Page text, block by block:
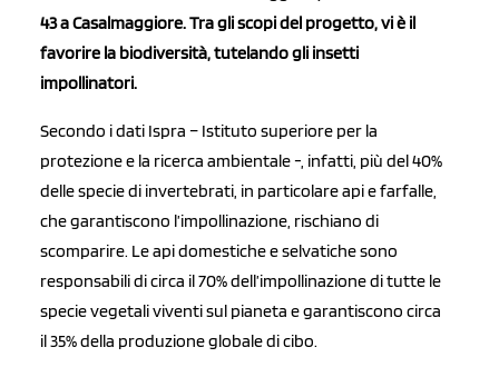
43 a Casalmaggiore.Tra gli scopi del progetto, vi è il
favorire la biodiversità, tutelando gli insetti
impollinatori.
Secondo i dati Ispra – Istituto superiore per la
protezione e la ricerca ambientale -, infatti, più del 40%
delle specie di invertebrati, in particolare api e farfalle,
che garantiscono l’impollinazione, rischiano di
scomparire. Le api domestiche e selvatiche sono
responsabili di circa il 70% dell’impollinazione di tutte le
specie vegetali viventi sul pianeta e garantiscono circa
il 35% della produzione globale di cibo.